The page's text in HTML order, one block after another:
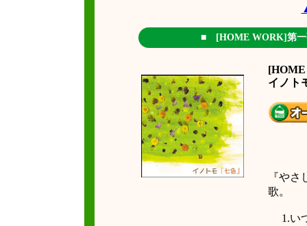
■ [HOME WORK]第
イノト
『や
歌。
1.い